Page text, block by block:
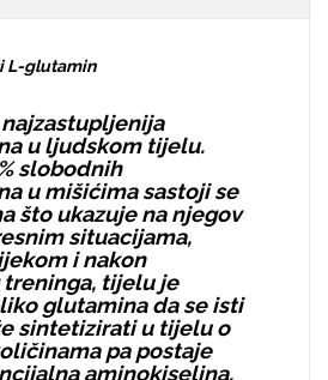
L-glutamin
u ljudskom tijelu.
slobodnih
u mišićima sastoji se
što ukazuje na njegov
situacijama,
i nakon
tijelu je
glutamina da se isti
sintetizirati u tijelu o
pa postaje
aminokiselina.